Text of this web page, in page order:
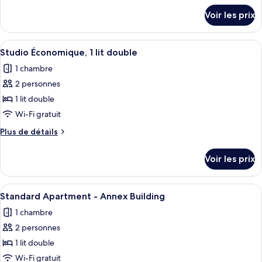
le
type
de
Chambre
Triple
Voir les prix
Afficher
toutes
les
photos
pour
ce
type
de
Studio
Économique,
1
lit
double
Une chambre à coucher avec un lit,
6
Studio Économique, 1 lit double
1 chambre
2 personnes
1 lit double
Wi-Fi gratuit
Plus de détails
Plus
le
type
de
Studio
Économique,
lit
double
Voir les prix
Afficher
toutes
les
photos
pour
ce
Une chambre d’hôtel avec deux lits,
5
Standard Apartment - Annex Building
1 chambre
2 personnes
1 lit double
Wi-Fi gratuit